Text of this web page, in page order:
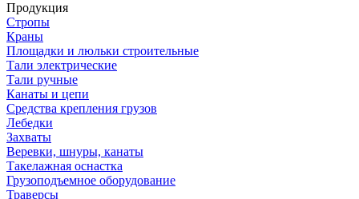
Продукция
Стропы
Краны
Площадки и люльки строительные
Тали электрические
Тали ручные
Канаты и цепи
Средства крепления грузов
Лебедки
Захваты
Веревки, шнуры, канаты
Такелажная оснастка
Грузоподъемное оборудование
Траверсы